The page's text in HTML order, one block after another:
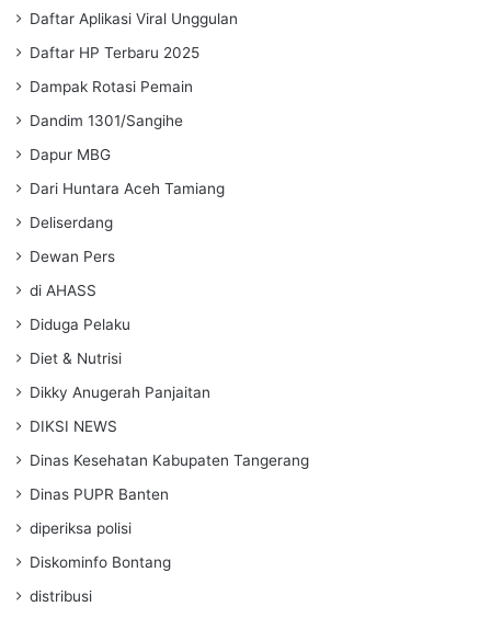
Daftar Aplikasi Viral Unggulan
Daftar HP Terbaru 2025
Dampak Rotasi Pemain
Dandim 1301/Sangihe
Dapur MBG
Dari Huntara Aceh Tamiang
Deliserdang
Dewan Pers
di AHASS
Diduga Pelaku
Diet & Nutrisi
Dikky Anugerah Panjaitan
DIKSI NEWS
Dinas Kesehatan Kabupaten Tangerang
Dinas PUPR Banten
diperiksa polisi
Diskominfo Bontang
distribusi